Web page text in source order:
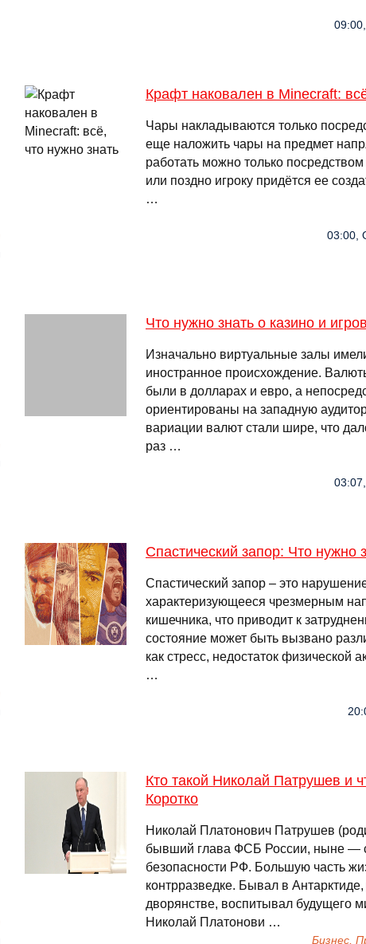
Крафт наковален в Minecraft:
Чары накладываются только
еще наложить чары на предмет
работать можно только
или поздно игроку придётся ее
…
03:00,
Что нужно знать о казино и
Изначально виртуальные залы
иностранное происхождение.
были в долларах и евро, а
ориентированы на западную
вариации валют стали шире, что
раз …
Спастический запор: Что нужно
Спастический запор – это
характеризующееся чрезмерным
кишечника, что приводит к
состояние может быть вызвано
как стресс, недостаток физической
…
Кто такой Николай Патрушев и
Коротко
Николай Платонович Патрушев
бывший глава ФСБ России, ныне —
безопасности РФ. Большую часть
контрразведке. Бывал в
дворянстве, воспитывал будущего
Николай Платонови …
Бизнес,